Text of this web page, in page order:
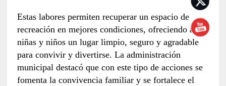
Estas labores permiten recuperar un espacio de
recreación en mejores condiciones, ofreciendo a
niñas y niños un lugar limpio, seguro y agradable
para convivir y divertirse. La administración
municipal destacó que con este tipo de acciones se
fomenta la convivencia familiar y se fortalece el